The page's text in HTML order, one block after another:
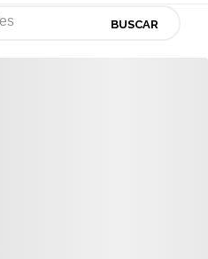
BUSCAR